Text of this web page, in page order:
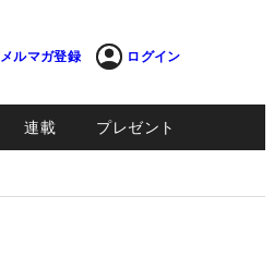
メルマガ登録 ログイン
連載 プレゼント